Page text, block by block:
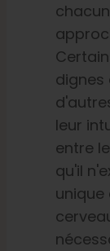
dignes
leur
entre
qu'il
unique